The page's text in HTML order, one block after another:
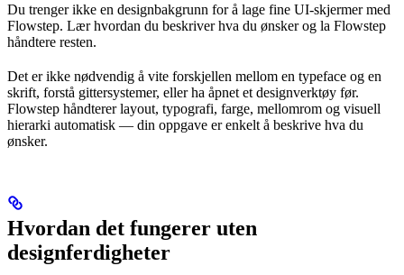
Du trenger ikke en designbakgrunn for å lage fine UI-skjermer med
Flowstep. Lær hvordan du beskriver hva du ønsker og la Flowstep
håndtere resten.
Det er ikke nødvendig å vite forskjellen mellom en typeface og en
skrift, forstå gittersystemer, eller ha åpnet et designverktøy før.
Flowstep håndterer layout, typografi, farge, mellomrom og visuell
hierarki automatisk — din oppgave er enkelt å beskrive hva du
ønsker.
Hvordan det fungerer uten
designferdigheter